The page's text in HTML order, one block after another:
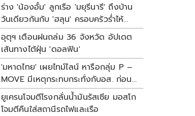
ร่าง 'น้องอั้ม' ลูกเรือ 'มยุรีนารี' ถึงบ้าน
วันเดียวกันกับ 'ฮลุน' ครอบครัวร่ำไห้
เผยฝันอยากเป็นทหารเรือ
อุตุฯ เตือนฝนถล่ม 36 จังหวัด อัปเดต
เส้นทางไต้ฝุ่น 'ดอลฟิน'
'มหาดไทย' เผยไทม์ไลน์ หารือกลุ่ม P –
MOVE มีเหตุกระทบกระทั่งกับอส. ก่อน
พาส่งขึ้นรถกลับ
ยูเครนโจมตีโรงกลั่นน้ำมันรัสเซีย มอสโก
โจมตีคืนใส่สถานีรถไฟและเรือ